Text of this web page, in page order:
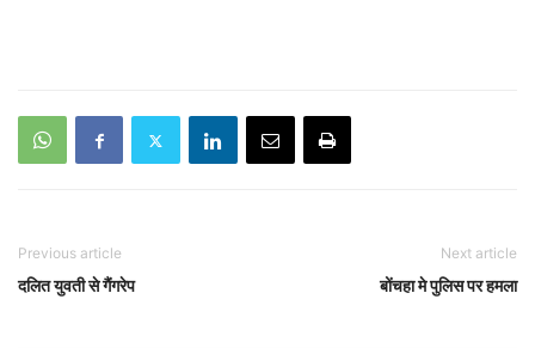
Previous article
दलित युवती से गैंगरेप
Next article
बोंचहा मे पुलिस पर हमला